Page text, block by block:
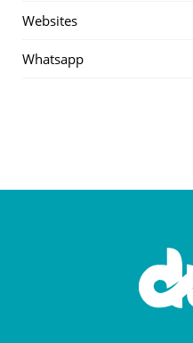
Websites
Whatsapp